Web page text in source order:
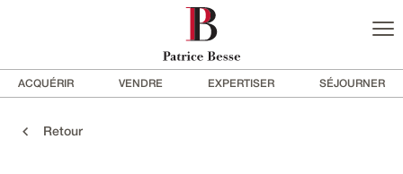
ACQUÉRIR VENDRE EXPERTISER SÉJOURNER
Retour